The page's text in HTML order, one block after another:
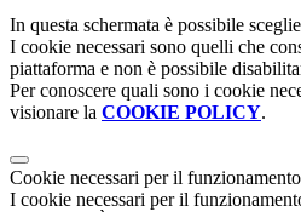
In questa schermata è possibile
I cookie necessari sono quelli che
piattaforma e non è possibile
Per conoscere quali sono i cookie
visionare la COOKIE POLICY.
Cookie necessari per il funzionamento
I cookie necessari per il